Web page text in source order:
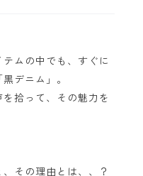
ムの中でも、すぐに
デニム」。
拾って、その魅力を
その理由とは、、？